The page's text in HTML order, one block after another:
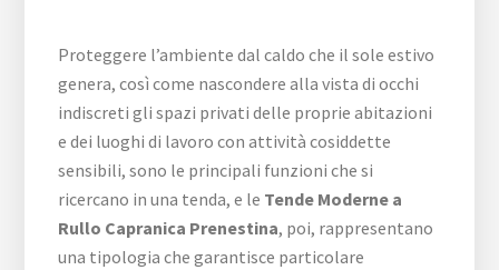
Proteggere l’ambiente dal caldo che il sole estivo
genera, così come nascondere alla vista di occhi
indiscreti gli spazi privati delle proprie abitazioni
e dei luoghi di lavoro con attività cosiddette
sensibili, sono le principali funzioni che si
ricercano in una tenda, e le Tende Moderne a
Rullo Capranica Prenestina, poi, rappresentano
una tipologia che garantisce particolare